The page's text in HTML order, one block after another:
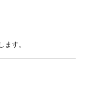
ます。